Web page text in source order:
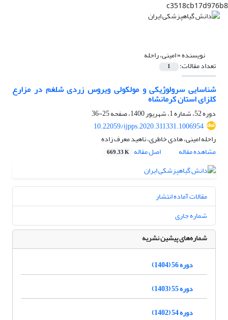
c3518cb17d976b8
نویسنده =امینی، راحله
تعداد مقالات: 1
شناسایی سرولوژیکی و مولکولی ویروس زردی شلغم در مزارع
کلزای استان کرمانشاه
دوره 52، شماره 1، شهریور 1400، صفحه
25-36
10.22059/ijpps.2020.311331.1006954
راحله امینی، هادی خاطری، ناهید معرف زاده
مشاهده مقاله
اصل مقاله 669.33 K
مقالات آماده انتشار
شماره جاری
شماره‌های پیشین نشریه
دوره 56 (1404)
دوره 55 (1403)
دوره 54 (1402)